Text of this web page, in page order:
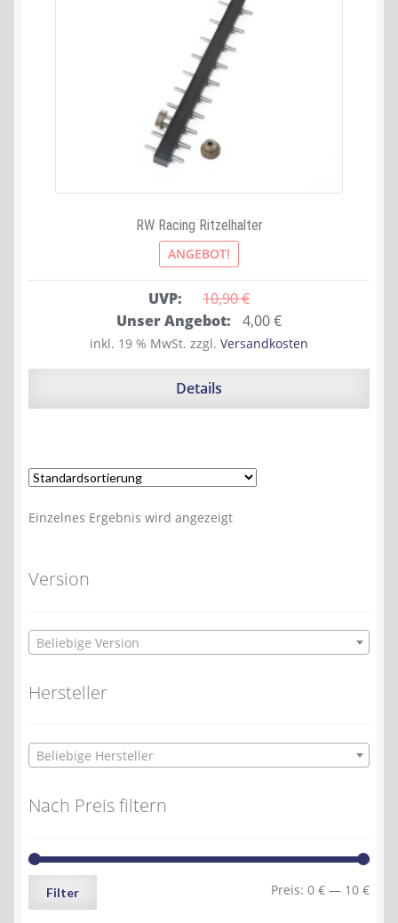
RW Racing Ritzelhalter
ANGEBOT!
UVP: 10,90 €
Ursprünglicher
Preis
war:
Unser Angebot: 4,00€Aktueller
Preis
ist:
inkl. 19 % MwSt. zzgl. Versandkosten
Details
Einzelnes Ergebnis wird angezeigt
Version
Beliebige Version
Hersteller
Beliebige Hersteller
Nach Preis filtern
Min.
Max.
Filter Preis: 0 € — 10 €